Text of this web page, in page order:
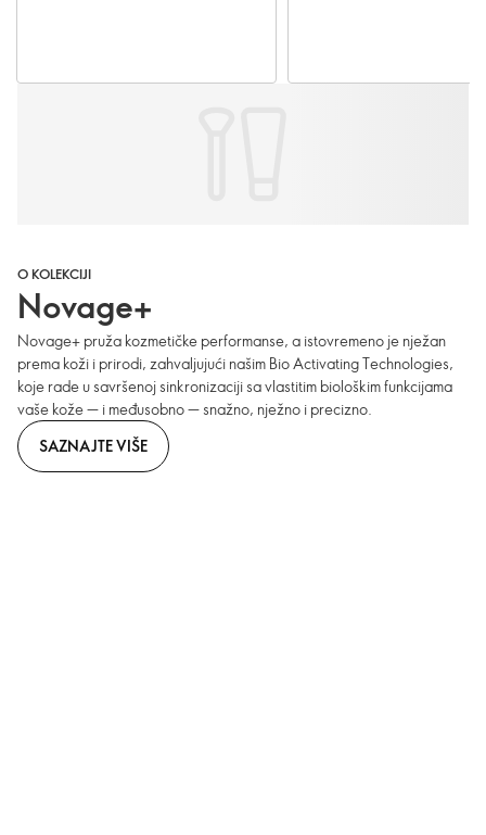
O KOLEKCIJI
Novage+
Novage+ pruža kozmetičke performanse, a istovremeno je nježan
prema koži i prirodi, zahvaljujući našim Bio Activating Technologies,
koje rade u savršenoj sinkronizaciji sa vlastitim biološkim funkcijama
vaše kože — i međusobno — snažno, nježno i precizno.
SAZNAJTE VIŠE